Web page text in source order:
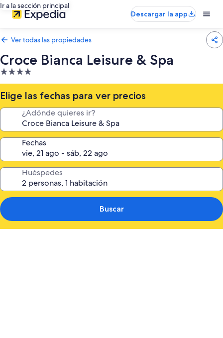
Ir a la sección principal
Descargar la app
Ver todas las propiedades
Croce Bianca Leisure & Spa
Propiedad
de
4.0
estrellas
Elige las fechas para ver precios
¿Adónde quieres ir?
Fechas
Huéspedes
Buscar